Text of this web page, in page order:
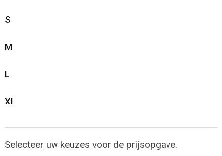
S
M
L
XL
Selecteer uw keuzes voor de prijsopgave.